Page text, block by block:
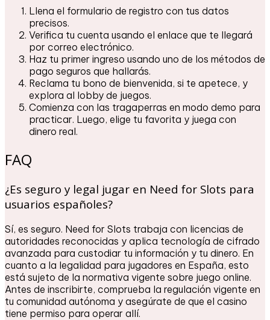
Llena el formulario de registro con tus datos
precisos.
Verifica tu cuenta usando el enlace que te llegará
por correo electrónico.
Haz tu primer ingreso usando uno de los métodos de
pago seguros que hallarás.
Reclama tu bono de bienvenida, si te apetece, y
explora al lobby de juegos.
Comienza con las tragaperras en modo demo para
practicar. Luego, elige tu favorita y juega con
dinero real.
FAQ
¿Es seguro y legal jugar en Need for Slots para
usuarios españoles?
Sí, es seguro. Need for Slots trabaja con licencias de
autoridades reconocidas y aplica tecnología de cifrado
avanzada para custodiar tu información y tu dinero. En
cuanto a la legalidad para jugadores en España, esto
está sujeto de la normativa vigente sobre juego online.
Antes de inscribirte, comprueba la regulación vigente en
tu comunidad autónoma y asegúrate de que el casino
tiene permiso para operar allí.